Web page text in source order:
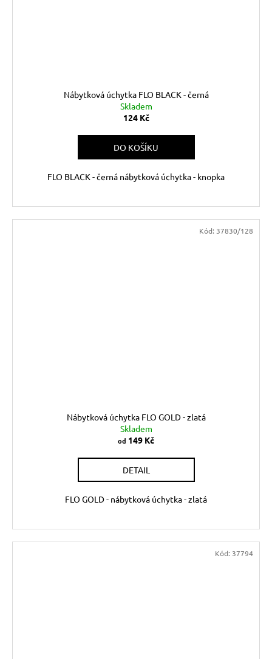
Nábytková úchytka FLO BLACK - černá
Skladem
124 Kč
DO KOŠÍKU
FLO BLACK - černá nábytková úchytka - knopka
Nábytková úchytka FLO GOLD - zlatá
Skladem
od 149 Kč
DETAIL
FLO GOLD - nábytková úchytka - zlatá
Kód: 37830/128
Kód: 37794